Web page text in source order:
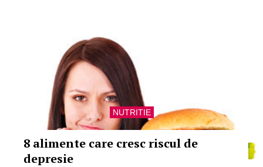
NUTRITIE
8 alimente care cresc riscul de
depresie